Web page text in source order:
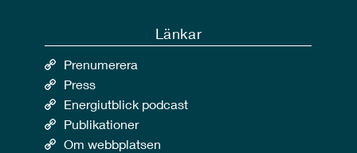
Länkar
Prenumerera
Press
Energiutblick podcast
Publikationer
Om webbplatsen